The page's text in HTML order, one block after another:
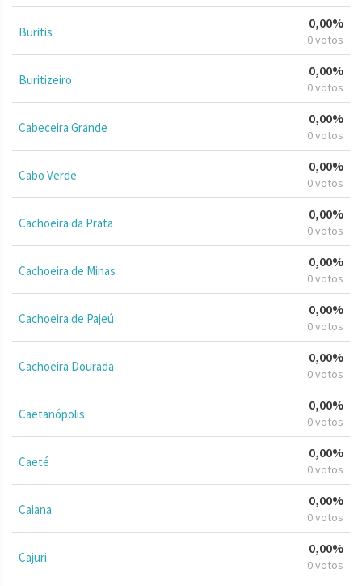
Buritis
0,00%
0 votos
Buritizeiro
0,00%
0 votos
Cabeceira Grande
0,00%
0 votos
Cabo Verde
0,00%
0 votos
Cachoeira da Prata
0,00%
0 votos
Cachoeira de Minas
0,00%
0 votos
Cachoeira de Pajeú
0,00%
0 votos
Cachoeira Dourada
0,00%
0 votos
Caetanópolis
0,00%
0 votos
Caeté
0,00%
0 votos
Caiana
0,00%
0 votos
Cajuri
0,00%
0 votos